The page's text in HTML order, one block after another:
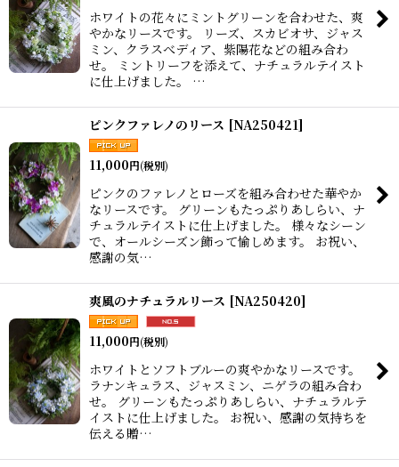
ホワイトの花々にミントグリーンを合わせた、爽
やかなリースです。 リーズ、スカビオサ、ジャス
ミン、クラスべディア、紫陽花などの組み合わ
せ。 ミントリーフを添えて、ナチュラルテイスト
に仕上げました。 …
ピンクファレノのリース [NA250421]
11,000円(税別)
ピンクのファレノとローズを組み合わせた華やか
なリースです。 グリーンもたっぷりあしらい、ナ
チュラルテイストに仕上げました。 様々なシーン
で、オールシーズン飾って愉しめます。 お祝い、
感謝の気…
爽風のナチュラルリース [NA250420]
11,000円(税別)
ホワイトとソフトブルーの爽やかなリースです。
ラナンキュラス、ジャスミン、ニゲラの組み合わ
せ。 グリーンもたっぷりあしらい、ナチュラルテ
イストに仕上げました。 お祝い、感謝の気持ちを
伝える贈…